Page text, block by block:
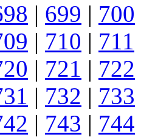
| 699 | 700
| 710 | 711
| 721 | 722
| 732 | 733
| 743 | 744